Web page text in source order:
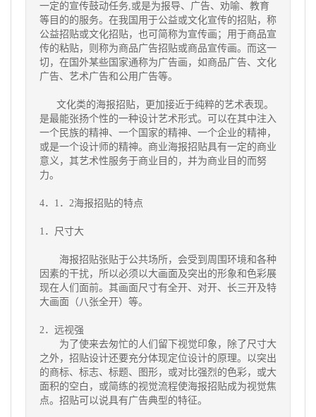
一定的宣传鼓动任务,或是为报导、广告、劝喻、教育
等目的的服务。在我国用于公益或文化宣传的招贴，称
公益招贴或文化招贴，也可简称为宣传画；用于商品宣
传的粘贴，则称为商品广告招贴或商品宣传画。而这一
切，在国外某些国家通称为广告画，如商品广告、文化
广告、艺术广告和公用广告等。
文化类的海报招贴，更加接近于纯粹的艺术表现。
是最能张扬个性的一种设计艺术形式。可以在其中注入
一个民族的精神、一个国家的精神、一个企业的精神，
或是一个设计师的精神。商业海报招贴具有一定的商业
意义，其艺术性服务于商业目的，并为商业目的而努
力。
4．1．2海报招贴的特点
1．尺寸大
海报招贴张贴于公共场所，会受到周围环境和各种
因素的干扰，所以必须以大画面及突出的形象和色彩展
现在人们面前。其画面尺寸有全开、对开、长三开及特
大画面（八张全开）等。
2．远视强
为了使来去匆忙的人们留下视觉印象，除了尺寸大
之外， 招贴设计还要充分体现定位设计的原理。以突出
的商标、标志、标题、图形，或对比强烈的色彩，或大
面积的空白，或简练的视觉流程使海报招贴成为视觉焦
点。招贴可以说具有广告典型的特征。